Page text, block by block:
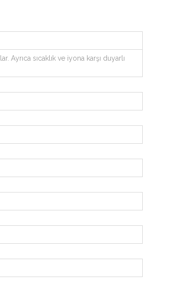
Ayrıca sıcaklık ve iyona karşı duyarlı